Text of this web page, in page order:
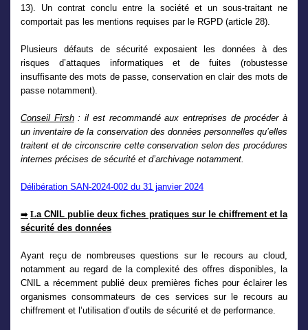
13). Un contrat conclu entre la société et un sous-traitant ne
comportait pas les mentions requises par le RGPD (article 28).
Plusieurs défauts de sécurité exposaient les données à des
risques d’attaques informatiques et de fuites (robustesse
insuffisante des mots de passe, conservation en clair des mots de
passe notamment).
Conseil Firsh: il est recommandé aux entreprises de procéder à
un inventaire de la conservation des données personnelles qu’elles
traitent et de circonscrire cette conservation selon des procédures
internes précises de sécurité et d’archivage notamment.
Délibération SAN-2024-002 du 31 janvier 2024
➡ La CNIL publie deux fiches pratiques sur le chiffrement et la
sécurité des données
Ayant reçu de nombreuses questions sur le recours au cloud,
notamment au regard de la complexité des offres disponibles, la
CNIL a récemment publié deux premières fiches pour éclairer les
organismes consommateurs de ces services sur le recours au
chiffrement et l’utilisation d’outils de sécurité et de performance.